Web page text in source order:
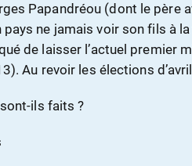
Papandréou (dont le père
pays ne jamais voir son fils à
de laisser l’actuel premier
Au revoir les élections
ils faits ?